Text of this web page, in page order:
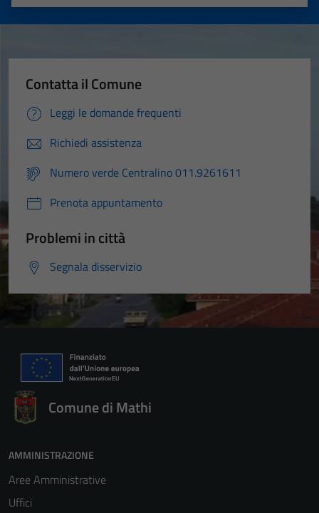
Contatta il Comune
Leggi le domande frequenti
Richiedi assistenza
Numero verde Centralino 011.9261611
Prenota appuntamento
Problemi in città
Segnala disservizio
Comune di Mathi
AMMINISTRAZIONE
Aree Amministrative
Uffici